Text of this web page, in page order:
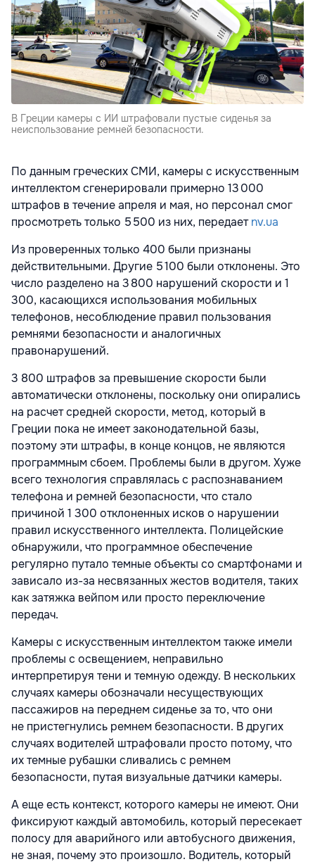
В Греции камеры с ИИ штрафовали пустые сиденья за
неиспользование ремней безопасности.
По данным греческих СМИ, камеры с искусственным
интеллектом сгенерировали примерно 13 000
штрафов в течение апреля и мая, но персонал смог
просмотреть только 5 500 из них, передаетnv.ua
Из проверенных только 400 были признаны
действительными. Другие 5 100 были отклонены. Это
число разделено на 3 800 нарушений скорости и 1
300, касающихся использования мобильных
телефонов, несоблюдение правил пользования
ремнями безопасности и аналогичных
правонарушений.
3 800 штрафов за превышение скорости были
автоматически отклонены, поскольку они опирались
на расчет средней скорости, метод, который в
Греции пока не имеет законодательной базы,
поэтому эти штрафы, в конце концов, не являются
программным сбоем. Проблемы были в другом. Хуже
всего технология справлялась с распознаванием
телефона и ремней безопасности, что стало
причиной 1 300 отклоненных исков о нарушении
правил искусственного интеллекта. Полицейские
обнаружили, что программное обеспечение
регулярно путало темные объекты со смартфонами и
зависало из-за несвязанных жестов водителя, таких
как затяжка вейпом или просто переключение
передач.
Камеры с искусственным интеллектом также имели
проблемы с освещением, неправильно
интерпретируя тени и темную одежду. В нескольких
случаях камеры обозначали несуществующих
пассажиров на переднем сиденье за то, что они
не пристегнулись ремнем безопасности. В других
случаях водителей штрафовали просто потому, что
их темные рубашки сливались с ремнем
безопасности, путая визуальные датчики камеры.
А еще есть контекст, которого камеры не имеют. Они
фиксируют каждый автомобиль, который пересекает
полосу для аварийного или автобусного движения,
не зная, почему это произошло. Водитель, который